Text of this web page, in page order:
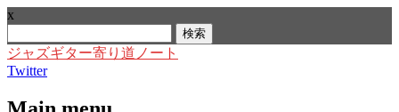
x
索:
ジャズギター寄り道ノート
Twitter